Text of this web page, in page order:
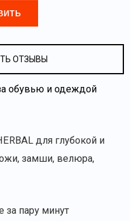
ОТЗЫВЫ
обувью и одеждой
для глубокой и
замши, велюра,
за пару минут